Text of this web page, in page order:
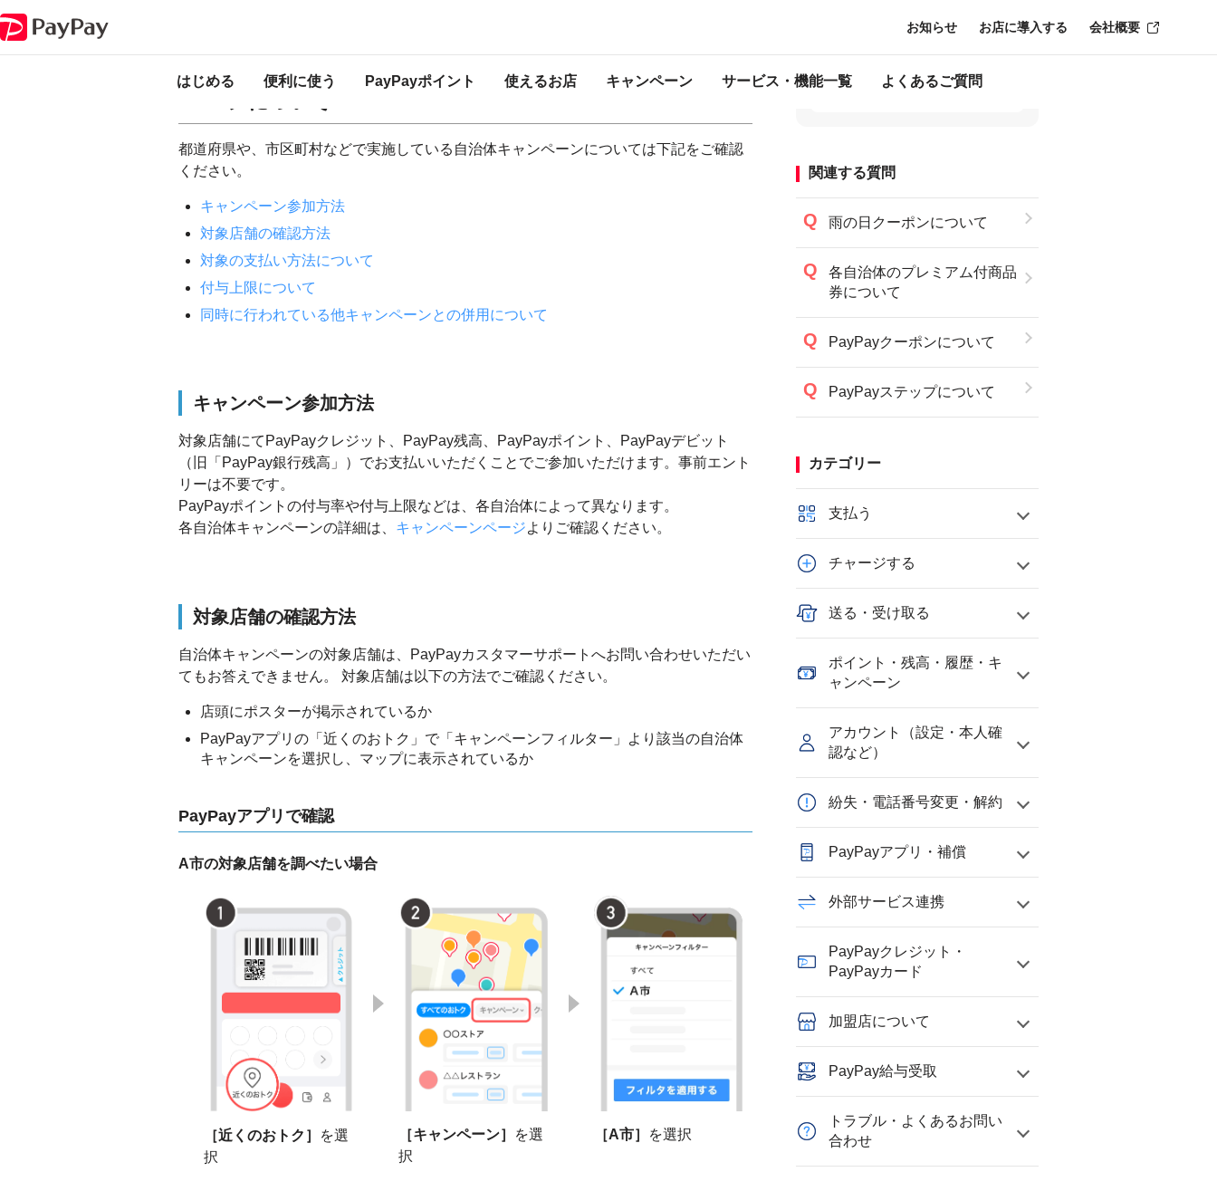
はじめる 便利に使う PayPayポイント 使えるお店 キャンペーン サービス・機能一覧 よくあるご質問
お知らせ お店に導入する 会社概要
都道府県や、市区町村などで実施している自治体キャンペ
都道府県や、市区町村などで実施している自治体キャンペーンについては下記をご確認
ください。
キャンペーン参加方法
対象店舗の確認方法
対象の支払い方法について
付与上限について
同時に行われている他キャンペーンとの併用について
キャンペーン参加方法
対象店舗にてPayPayクレジット、PayPay残高、PayPayポイント、PayPayデビット
（旧「PayPay銀行残高」）でお支払いいただくことでご参加いただけます。事前エント
リーは不要です。
PayPayポイントの付与率や付与上限などは、各自治体によって異なります。
各自治体キャンペーンの詳細は、 キャンペーンページよりご確認ください。
対象店舗の確認方法
自治体キャンペーンの対象店舗は、PayPayカスタマーサポートへお問い合わせいただい
てもお答えできません。 対象店舗は以下の方法でご確認ください。
店頭にポスターが掲示されているか
PayPayアプリの「近くのおトク」で「キャンペーンフィルター」より該当の自治体
キャンペーンを選択し、マップに表示されているか
PayPayアプリで確認
A市の対象店舗を調べたい場合
［近くのおトク］
を選
択
［キャンペーン］ を選
択
［A市］ を選択
関連する質問
雨の日クーポンについて
各自治体のプレミアム付商品
券について
PayPayクーポンについて
PayPayステップについて
カテゴリー
支払う
チャージする
送る・受け取る
ポイント・残高・履歴・キ
ャンペーン
アカウント（設定・本人確
認など）
紛失・電話番号変更・解約
PayPayアプリ・補償
外部サービス連携
PayPayクレジット・
PayPayカード
加盟店について
PayPay給与受取
トラブル・よくあるお問い
合わせ